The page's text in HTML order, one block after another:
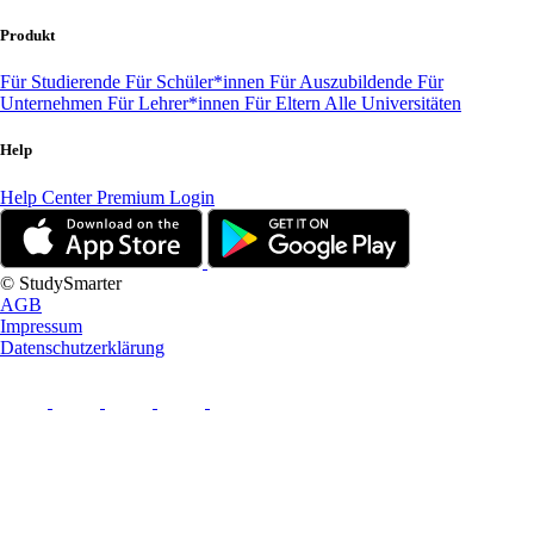
Produkt
Für Studierende Für Schüler*innen Für Auszubildende Für
Unternehmen Für Lehrer*innen Für Eltern Alle Universitäten
Help
Help CenterPremium Login
© StudySmarter
AGB
Impressum
Datenschutzerklärung